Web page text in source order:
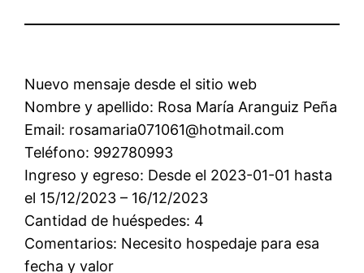
Nuevo mensaje desde el sitio web
Nombre y apellido: Rosa María Aranguiz Peña
Email: rosamaria071061@hotmail.com
Teléfono: 992780993
Ingreso y egreso: Desde el 2023-01-01 hasta
el 15/12/2023 – 16/12/2023
Cantidad de huéspedes: 4
Comentarios: Necesito hospedaje para esa
fecha y valor